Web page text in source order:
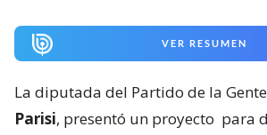
VER RESUMEN
La diputada del Partido de la Gente
Parisi, presentó un proyecto para